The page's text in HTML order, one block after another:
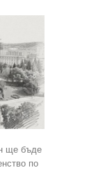
ще бъде
по